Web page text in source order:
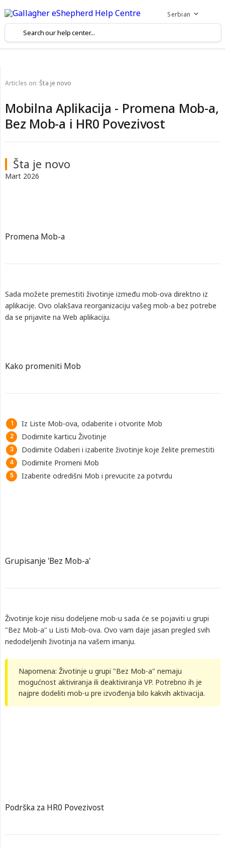
Serbian
Articles on: Šta je novo
Mobilna Aplikacija - Promena Mob-a,
Bez Mob-a i HR0 Povezivost
Šta je novo
Mart 2026
Promena Mob-a
Sada možete premestiti životinje između mob-ova direktno iz
aplikacije. Ovo olakšava reorganizaciju vašeg mob-a bez potrebe
da se prijavite na Web aplikaciju.
Kako promeniti Mob
Iz Liste Mob-ova, odaberite i otvorite Mob
Dodirnite karticu Životinje
Dodirnite Odaberi i izaberite životinje koje želite premestiti
Dodirnite Promeni Mob
Izaberite odredišni Mob i prevucite za potvrdu
Grupisanje 'Bez Mob-a'
Životinje koje nisu dodeljene mob-u sada će se pojaviti u grupi
"Bez Mob-a" u Listi Mob-ova. Ovo vam daje jasan pregled svih
nedodeljenih životinja na vašem imanju.
Napomena: Životinje u grupi "Bez Mob-a" nemaju
mogućnost aktiviranja ili deaktiviranja VP. Potrebno ih je
najpre dodeliti mob-u pre izvođenja bilo kakvih aktivacija.
Podrška za HR0 Povezivost